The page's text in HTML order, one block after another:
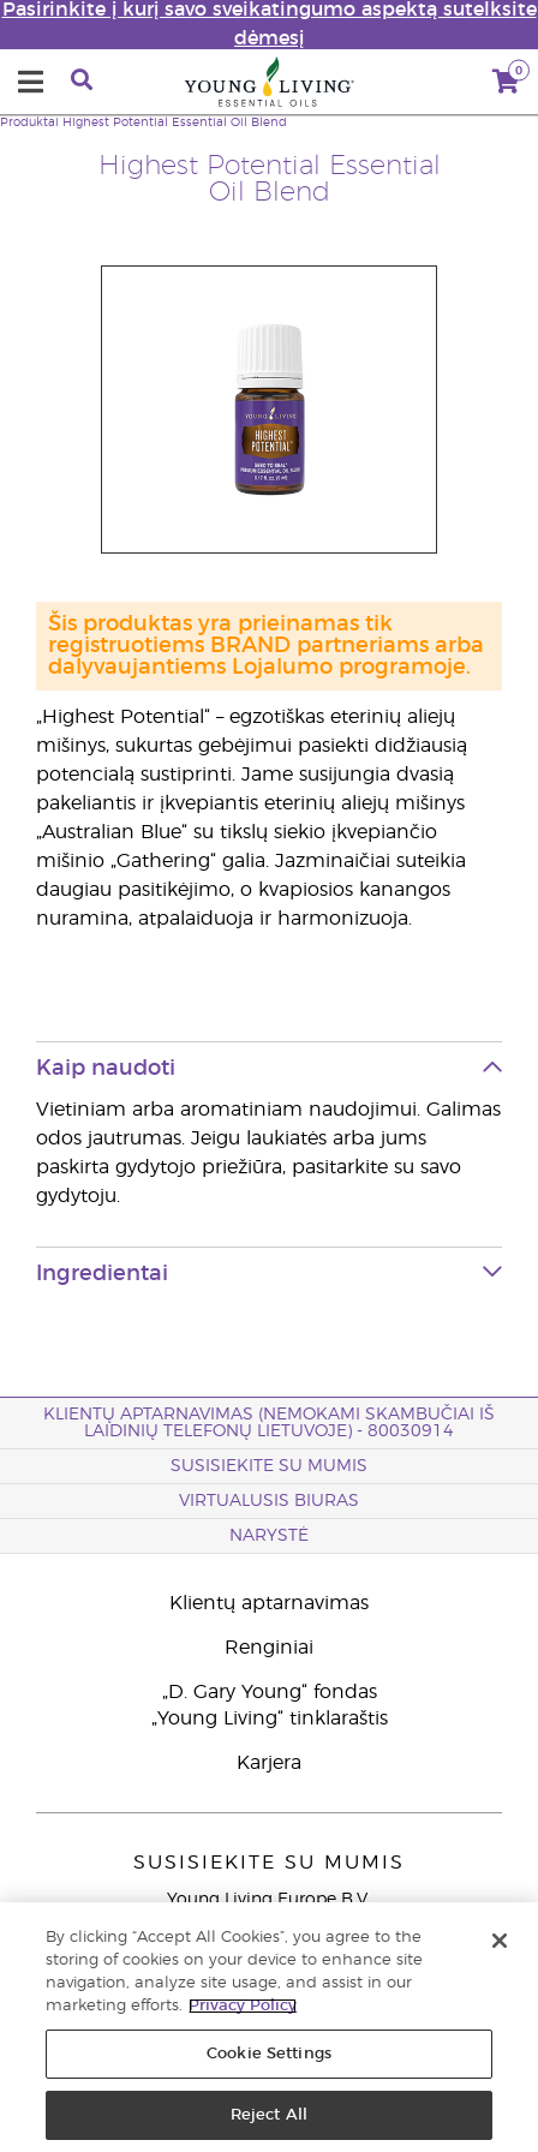
Pasirinkite į kurį savo sveikatingumo aspektą sutelksite
dėmesį
0
Highest Potential Essential
Oil Blend
Produktai Highest Potential Essential Oil Blend
„Highest Potential“ – egzotiškas eterinių aliejų
mišinys, sukurtas gebėjimui pasiekti didžiausią
potencialą sustiprinti. Jame susijungia dvasią
pakeliantis ir įkvepiantis eterinių aliejų mišinys
„Australian Blue“ su tikslų siekio įkvepiančio
mišinio „Gathering“ galia. Jazminaičiai suteikia
daugiau pasitikėjimo, o kvapiosios kanangos
nuramina, atpalaiduoja ir harmonizuoja.
Šis produktas yra prieinamas tik
registruotiems BRAND partneriams arba
dalyvaujantiems Lojalumo programoje.
Kaip naudoti
Vietiniam arba aromatiniam naudojimui. Galimas
odos jautrumas. Jeigu laukiatės arba jums
paskirta gydytojo priežiūra, pasitarkite su savo
gydytoju.
Ingredientai
KLIENTŲ APTARNAVIMAS (NEMOKAMI SKAMBUČIAI IŠ
LAIDINIŲ TELEFONŲ LIETUVOJE) - 80030914
SUSISIEKITE SU MUMIS
VIRTUALUSIS BIURAS
NARYSTĖ
Klientų aptarnavimas
Renginiai
„D. Gary Young“ fondas
„Young Living“ tinklaraštis
Karjera
SUSISIEKITE SU MUMIS
Young Living Europe B.V.
9727 AJ Groningen
Klientų aptarnavimas (nemokami skambučiai iš laidinių
telefonų Lietuvoje)80030914
Privatumo politika
By clicking “Accept All Cookies”, you agree to the
storing of cookies on your device to enhance site
navigation, analyze site usage, and assist in our
marketing efforts.
Privacy Policy
Cookie Settings
Reject All